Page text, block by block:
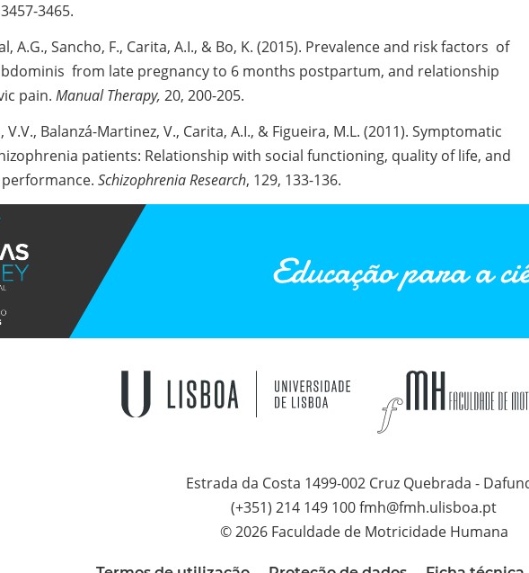
3465.
A.G., Sancho, F., Carita, A.I., & Bo, K. (2015). Prevalence and risk factors of
from late pregnancy to 6 months postpartum, and relationship
pain. Manual Therapy, 20, 200-205.
V.V., Balanzá-Martinez, V., Carita, A.I., & Figueira, M.L. (2011). Symptomatic
patients: Relationship with social functioning, quality of life, and
Schizophrenia Research, 129, 133-136.
Educação para a
Estrada da Costa 1499-002 Cruz Quebrada -
(+351) 214 149 100 fmh@fmh.ulisboa.pt
© 2026 Faculdade de Motricidade Humana